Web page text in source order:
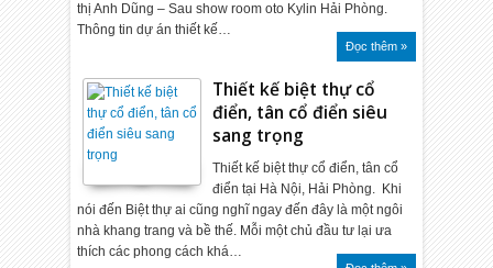
thị Anh Dũng – Sau show room oto Kylin Hải Phòng.
Thông tin dự án thiết kế…
Đọc thêm »
Thiết kế biệt thự cổ
điển, tân cổ điển siêu
sang trọng
Thiết kế biệt thự cổ điển, tân cổ
điển tại Hà Nội, Hải Phòng. Khi
nói đến Biệt thự ai cũng nghĩ ngay đến đây là một ngôi
nhà khang trang và bề thế. Mỗi một chủ đầu tư lại ưa
thích các phong cách khá…